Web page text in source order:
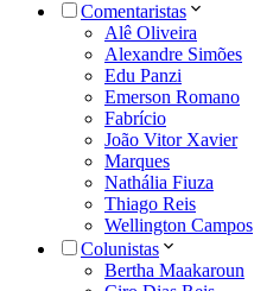
Comentaristas
Alê Oliveira
Alexandre Simões
Edu Panzi
Emerson Romano
Fabrício
João Vitor Xavier
Marques
Nathália Fiuza
Thiago Reis
Wellington Campos
Colunistas
Bertha Maakaroun